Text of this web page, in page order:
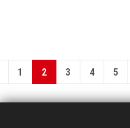
1 2 3 4 5